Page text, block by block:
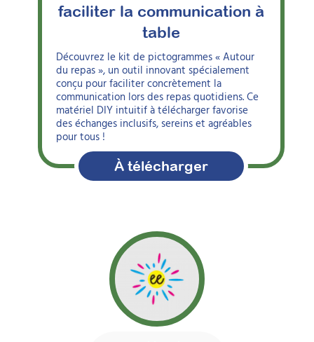
faciliter la communication à
table
Découvrez le kit de pictogrammes « Autour
du repas », un outil innovant spécialement
conçu pour faciliter concrètement la
communication lors des repas quotidiens. Ce
matériel DIY intuitif à télécharger favorise
des échanges inclusifs, sereins et agréables
pour tous !
À télécharger